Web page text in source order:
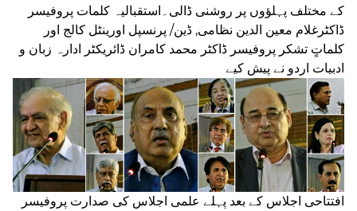
کے مختلف پہلؤوں پر روشنی ڈالی۔استقبالیہ کلمات پروفیسر
ڈاکٹرغلام معین الدین نظامی, ڈین/ پرنسپل اورینٹل کالج اور
کلماتٍ تشکر پروفیسر ڈاکٹر محمد کامران ڈائریکٹر ادارہ زبان و
ادبیات اردو نے پیش کیے
افتتاحی اجلاس کے بعد پہلے علمی اجلاس کی صدارت پروفیسر